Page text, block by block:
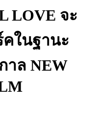
LOVE จะ
ในฐานะ
าล NEW